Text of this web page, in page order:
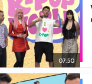
07:50